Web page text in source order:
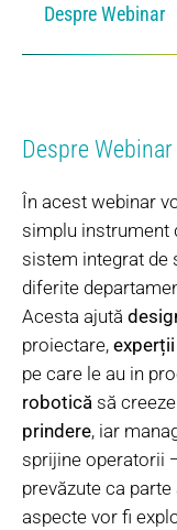
Despre Webinar
Despre Webinar
În acest webinar
simplu instrument
sistem integrat de
diferite
Acesta ajută
proiectare,
pe care le au in
robotică să creeze
prindere, iar
sprijine operatorii
prevăzute ca
aspecte vor fi